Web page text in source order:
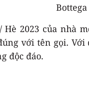
2023 của nhà
với tên gọi.
độc đáo.